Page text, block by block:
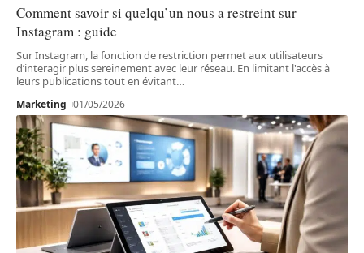
Comment savoir si quelqu’un nous a restreint sur
Instagram : guide
Sur Instagram, la fonction de restriction permet aux utilisateurs
d’interagir plus sereinement avec leur réseau. En limitant l'accès à
leurs publications tout en évitant…
Marketing 01/05/2026